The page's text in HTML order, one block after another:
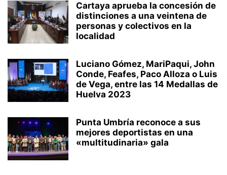
Cartaya aprueba la concesión de
distinciones a una veintena de
personas y colectivos en la
localidad
Luciano Gómez, MariPaqui, John
Conde, Feafes, Paco Alloza o Luis
de Vega, entre las 14 Medallas de
Huelva 2023
Punta Umbría reconoce a sus
mejores deportistas en una
«multitudinaria» gala